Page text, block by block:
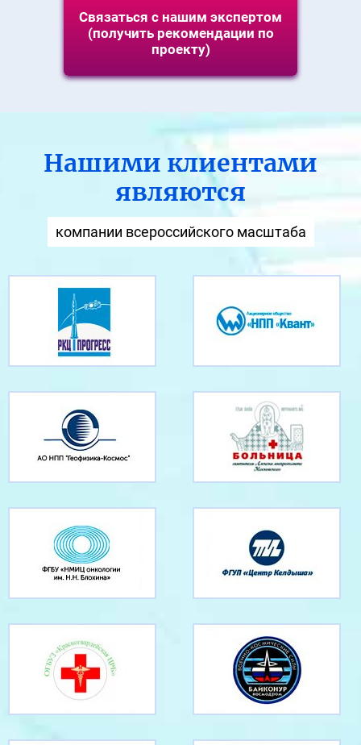
Связаться с нашим экспертом
(получить рекомендации по
проекту)
Нашими клиентами
являются
компании всероссийского масштаба